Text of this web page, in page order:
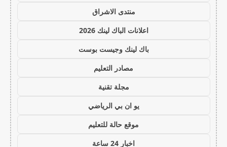
منتدى الاشراق
اعلانات الباك لينك 2026
باك لينك وجيست بوست
مصادر التعليم
مجلة تقنية
يو ان بي الرياضي
موقع حالة للتعليم
اخبار 24 ساعة